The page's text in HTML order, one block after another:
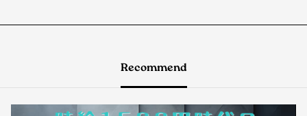
Recommend